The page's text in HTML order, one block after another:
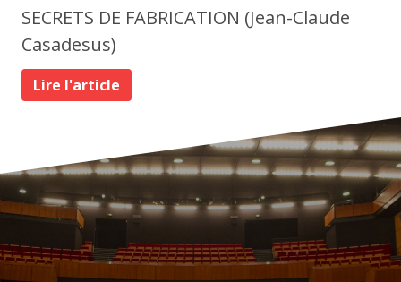
SECRETS DE FABRICATION (Jean-Claude
Casadesus)
Lire l'article